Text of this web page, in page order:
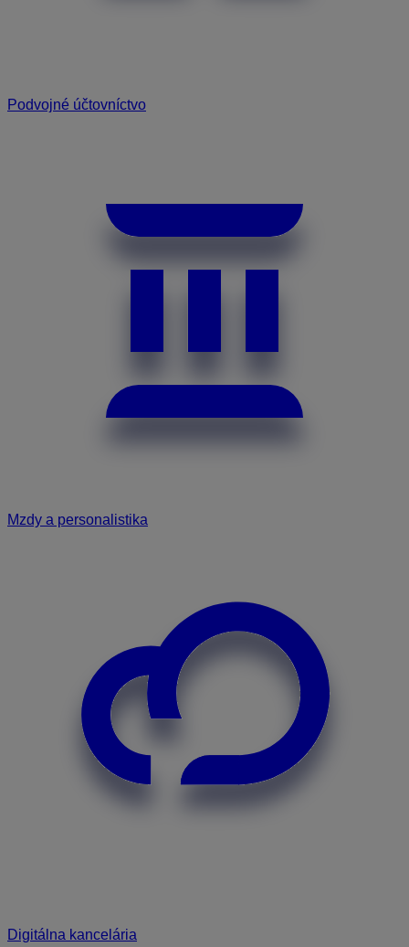
Podvojné účtovníctvo
Mzdy a personalistika
Digitálna kancelária